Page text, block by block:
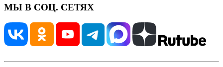
МЫ В СОЦ. СЕТЯХ